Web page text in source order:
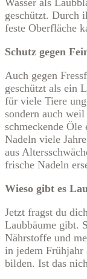
geschützt. Durch
feste Oberfläche
Schutz gegen
Auch gegen
geschützt als ein
für viele Tiere
sondern auch
schmeckende Öle
Nadeln viele
aus
frische Nadeln
Wieso gibt es
Jetzt fragst du
Laubbäume gibt.
Nährstoffe und
in jedem Frühjahr
bilden. Ist das